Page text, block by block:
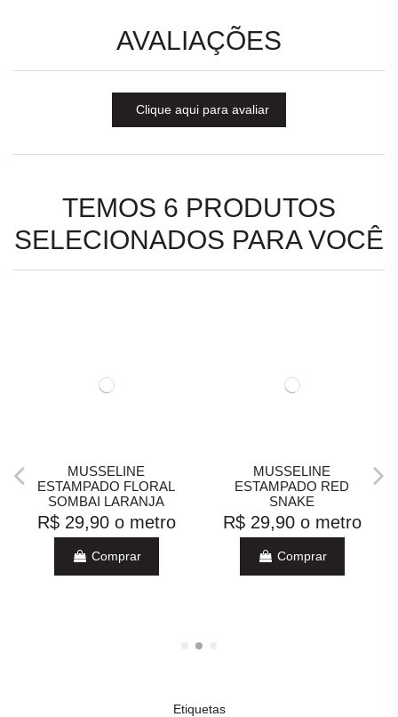
AVALIAÇÕES
Clique aqui para avaliar
TEMOS 6 PRODUTOS
SELECIONADOS PARA VOCÊ
MUSSELINE
ESTAMPADO FLORAL
SOMBAI LARANJA
R$ 29,90 o metro
Comprar
MUSSELINE
ESTAMPADO RED
SNAKE
R$ 29,90 o metro
Comprar
Etiquetas